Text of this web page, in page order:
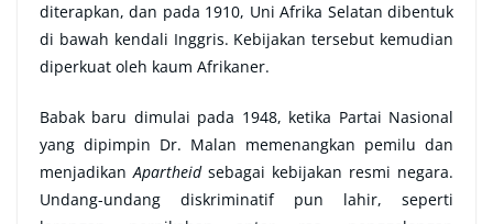
diterapkan, dan pada 1910, Uni Afrika Selatan dibentuk
di bawah kendali Inggris. Kebijakan tersebut kemudian
diperkuat oleh kaum Afrikaner.
Babak baru dimulai pada 1948, ketika Partai Nasional
yang dipimpin Dr. Malan memenangkan pemilu dan
menjadikanApartheidsebagai kebijakan resmi negara.
Undang-undang diskriminatif pun lahir, seperti